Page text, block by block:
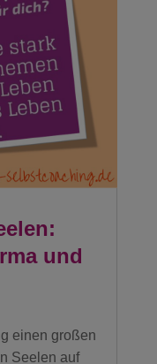
und
einen großen
Seelen auf